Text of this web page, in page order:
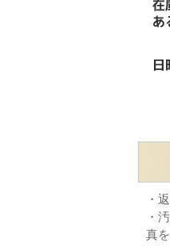
・
・
真